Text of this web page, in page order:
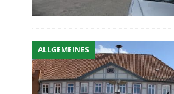
ALLGEMEINES